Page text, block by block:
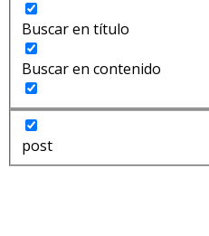
Buscar en título
Buscar en contenido
post